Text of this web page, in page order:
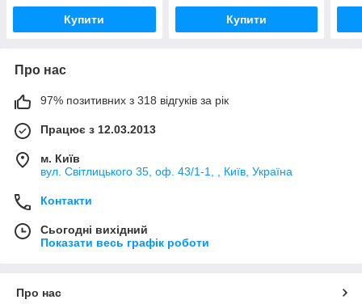
Купити Купити
Про нас
97% позитивних з 318 відгуків за рік
Працює з 12.03.2013
м. Київ
вул. Світлицького 35, оф. 43/1-1, , Київ, Україна
Контакти
Сьогодні вихідний
Показати весь графік роботи
Про нас